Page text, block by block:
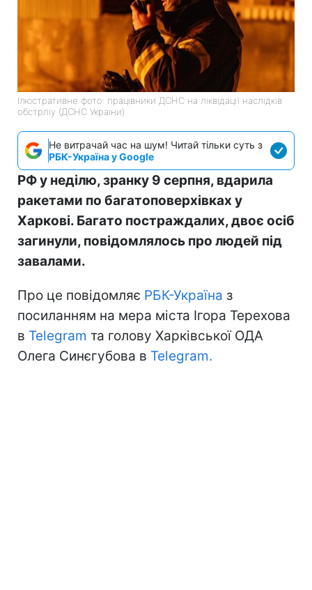
Ілюстративне фото: працівники ДСНС на ліквідації наслідків
обстрліу (ДСНС України)
Не витрачай час на шум! Читай тільки суть з
РБК-Україна у Google
РФ у неділю, зранку 9 серпня, вдарила
ракетами по багатоповерхівках у
Харкові. Багато постраждалих, двоє осіб
загинули, повідомлялось про людей під
завалами.
Про це повідомляє РБК-Україна з
посиланням на мера міста Ігора Терехова
в Telegram та голову Харківської ОДА
Олега Синєгубова в Telegram.